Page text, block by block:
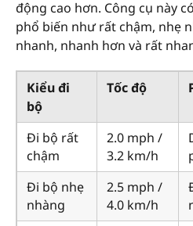
động cao hơn. Công cụ này
phổ biến như rất chậm, nhẹ
nhanh, nhanh hơn và rất
Kiểu đi
bộ
Tốc độ
Đi bộ rất
chậm
2.0 mph /
3.2 km/h
Đi bộ nhẹ
nhàng
2.5 mph /
4.0 km/h